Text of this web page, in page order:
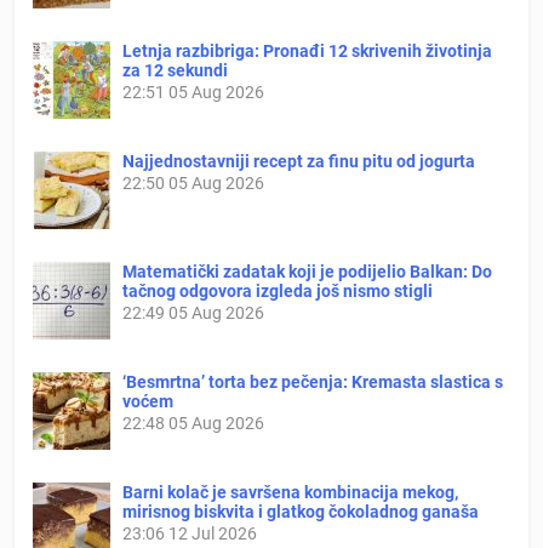
Letnja razbibriga: Pronađi 12 skrivenih životinja
za 12 sekundi
22:51 05 Aug 2026
Najjednostavniji recept za finu pitu od jogurta
22:50 05 Aug 2026
Matematički zadatak koji je podijelio Balkan: Do
tačnog odgovora izgleda još nismo stigli
22:49 05 Aug 2026
‘Besmrtna’ torta bez pečenja: Kremasta slastica s
voćem
22:48 05 Aug 2026
Barni kolač je savršena kombinacija mekog,
mirisnog biskvita i glatkog čokoladnog ganaša
23:06 12 Jul 2026